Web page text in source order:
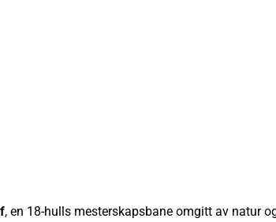
, en 18-hulls mesterskapsbane omgitt av natur